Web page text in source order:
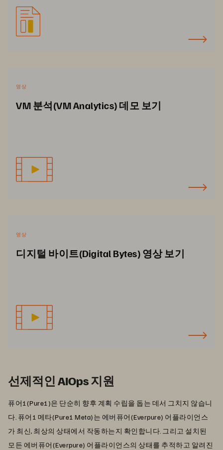
영상
VM 분석(VM Analytics) 데모 보기
영상
디지털 바이트(Digital Bytes) 영상 보기
선제적인 AIOps 지원
퓨어1(Pure1)은 단순히 향후 계획 수립을 돕는 데서 그치지 않습니
다. 퓨어1 메타(Pure1 Meta)는 에버퓨어(Everpure) 어플라이언스
가 최신, 최상의 상태에서 작동하는지 확인합니다. 그리고 설치된
모든 에버퓨어(Everpure) 어플라이언스의 상태를 추적하고 알려진